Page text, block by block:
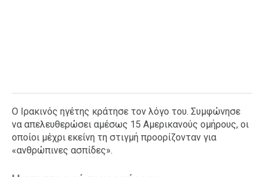
Ο Ιρακινός ηγέτης κράτησε τον λόγο του. Συμφώνησε
να απελευθερώσει αμέσως 15 Αμερικανούς ομήρους, οι
οποίοι μέχρι εκείνη τη στιγμή προορίζονταν για
«ανθρώπινες ασπίδες».